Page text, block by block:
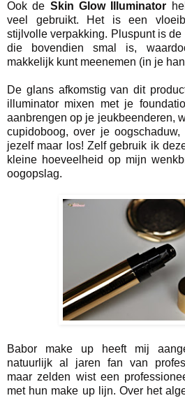
Ook de Skin Glow Illuminator
veel gebruikt. Het is een
stijlvolle verpakking. Pluspunt is
die bovendien smal is,
makkelijk kunt meenemen (in je
De glans afkomstig van dit
illuminator mixen met je
aanbrengen op je jeukbeenderen,
cupidoboog, over je
jezelf maar los! Zelf gebruik ik
kleine hoeveelheid op mijn
oogopslag.
Babor make up heeft mij
natuurlijk al jaren fan van
maar zelden wist een
met hun make up lijn. Over het